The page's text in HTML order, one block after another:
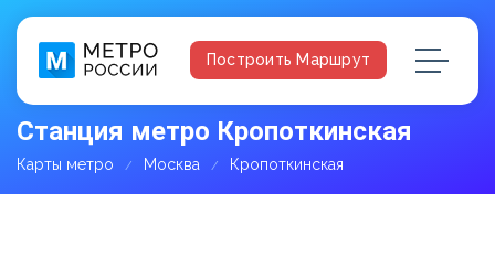
Построить Маршрут
Станция метро Кропоткинская
Карты метро Москва Кропоткинская